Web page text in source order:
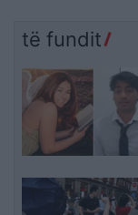
të fundit